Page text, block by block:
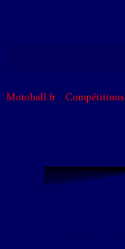
Motoball.fr> Compétitions